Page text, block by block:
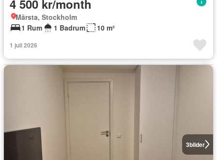
4 500 kr/month
Märsta, Stockholm
1 Rum
1 Badrum 10 m²
1 juli 2026
3bilder